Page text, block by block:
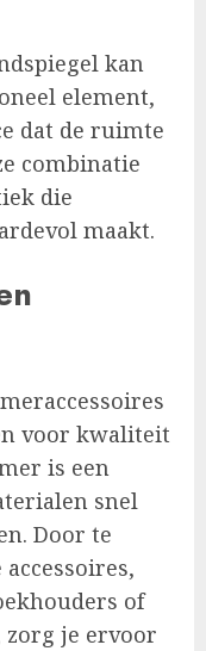
kan
element,
dat de ruimte
combinatie
die
maakt.
voor kwaliteit
is een
snel
Door te
of
zorg je ervoor